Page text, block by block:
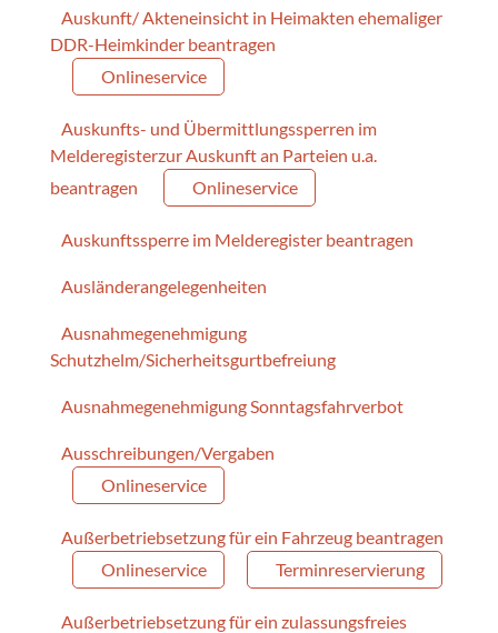
Auskunft/ Akteneinsicht in Heimakten ehemaliger
DDR-Heimkinder beantragen
Onlineservice
Auskunfts- und Übermittlungssperren im
Melderegisterzur Auskunft an Parteien u.a.
beantragen
Onlineservice
Auskunftssperre im Melderegister beantragen
Ausländerangelegenheiten
Ausnahmegenehmigung
Schutzhelm/Sicherheitsgurtbefreiung
Ausnahmegenehmigung Sonntagsfahrverbot
Ausschreibungen/Vergaben
Onlineservice
Außerbetriebsetzung für ein Fahrzeug beantragen
Onlineservice
Terminreservierung
Außerbetriebsetzung für ein zulassungsfreies